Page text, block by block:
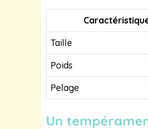
Taille
Poids
Pelage
Un